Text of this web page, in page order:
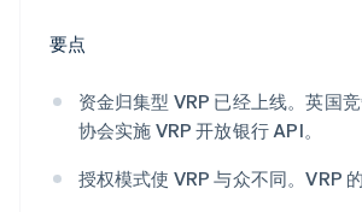
要点
资金归集型 VRP 已经上线。英国
协会实施 VRP 开放银行 API。
授权模式使 VRP 与众不同。VRP